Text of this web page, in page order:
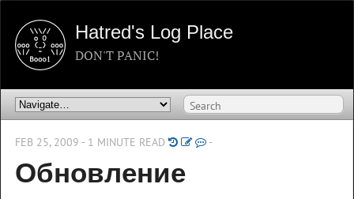
Hatred's Log Place
DON'T PANIC!
FEB 25, 2009 - 1 MINUTE READ -
Обновление